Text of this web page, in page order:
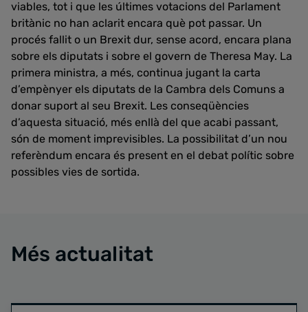
viables, tot i que les últimes votacions del Parlament
britànic no han aclarit encara què pot passar. Un
procés fallit o un Brexit dur, sense acord, encara plana
sobre els diputats i sobre el govern de Theresa May. La
primera ministra, a més, continua jugant la carta
d’empènyer els diputats de la Cambra dels Comuns a
donar suport al seu Brexit. Les conseqüències
d’aquesta situació, més enllà del que acabi passant,
són de moment imprevisibles. La possibilitat d’un nou
referèndum encara és present en el debat polític sobre
possibles vies de sortida.
Més actualitat